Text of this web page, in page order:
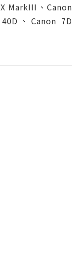
MarkIII、Canon
、Canon 7D